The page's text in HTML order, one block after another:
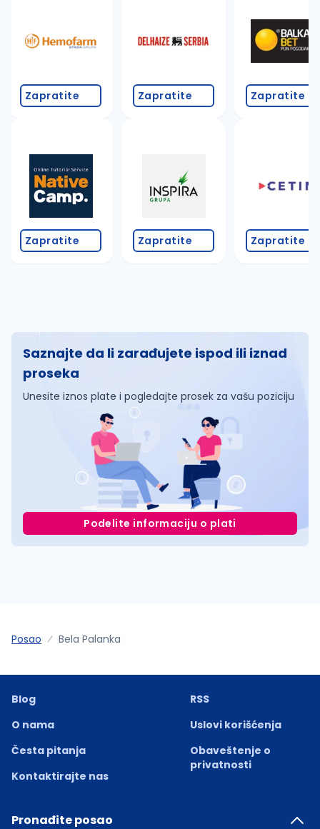
Zapratite
Zapratite
Zapratite
Zapratite
Zapratite
Zapratite
Saznajte da li zarađujete ispod ili iznad
proseka
Unesite iznos plate i pogledajte prosek za vašu poziciju
Podelite informaciju o plati
Posao Bela Palanka
Blog
O nama
Česta pitanja
Kontaktirajte nas
RSS
Uslovi korišćenja
Obaveštenje o
privatnosti
Pronađite posao